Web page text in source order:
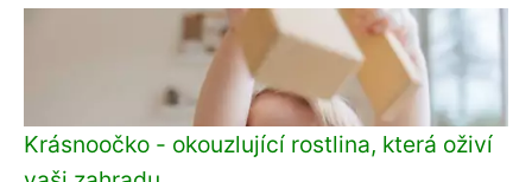
Krásnoočko - okouzlující rostlina, která oživí